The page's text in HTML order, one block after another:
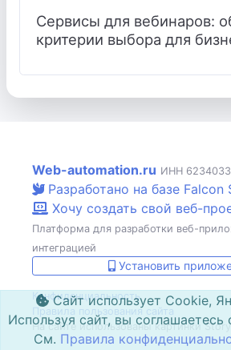
Сервисы для вебинаров:
критерии выбора для
Web-automation.ru ИНН
Разработано на базе Falcon
Хочу создать свой веб-
Платформа для разработки веб-
интеграцией
Установить
Конфиденциальность
Правила пользования сайта
На сайте использованы картинки
Сайт использует Cookie,
Используя сайт, вы соглашаетесь
См. Правила